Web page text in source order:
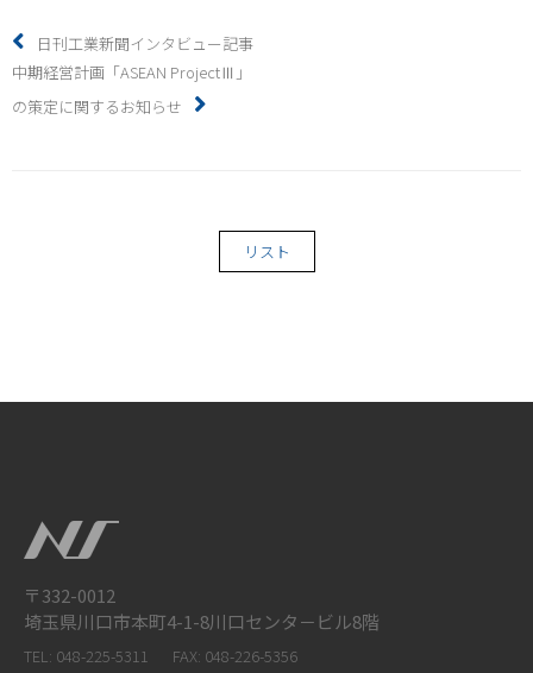
日刊工業新聞インタビュー記事
中期経営計画「ASEAN ProjectⅢ」
の策定に関するお知らせ
リスト
〒332-0012
埼玉県川口市本町4-1-8川口センタ－ビル8階
TEL: 048-225-5311
FAX: 048-226-5356